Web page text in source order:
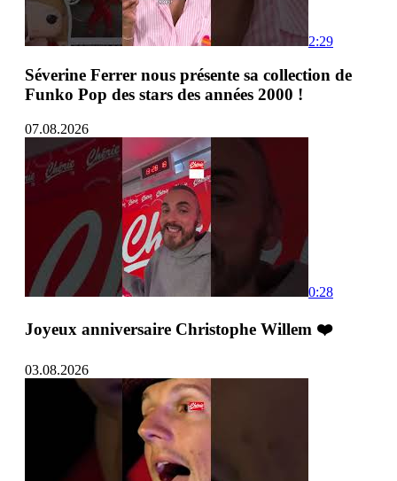
2:29
Séverine Ferrer nous présente sa collection de
Funko Pop des stars des années 2000 !
07.08.2026
0:28
Joyeux anniversaire Christophe Willem ❤️
03.08.2026